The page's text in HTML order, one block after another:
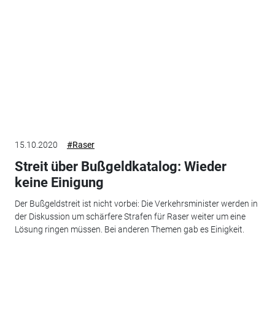
15.10.2020 #Raser
Streit über Bußgeldkatalog: Wieder
keine Einigung
Der Bußgeldstreit ist nicht vorbei: Die Verkehrsminister werden in
der Diskussion um schärfere Strafen für Raser weiter um eine
Lösung ringen müssen. Bei anderen Themen gab es Einigkeit.